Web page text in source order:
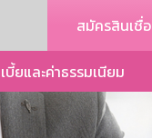
สมัครสินเชื่อ
บี้ยและค่าธรรมเนียม